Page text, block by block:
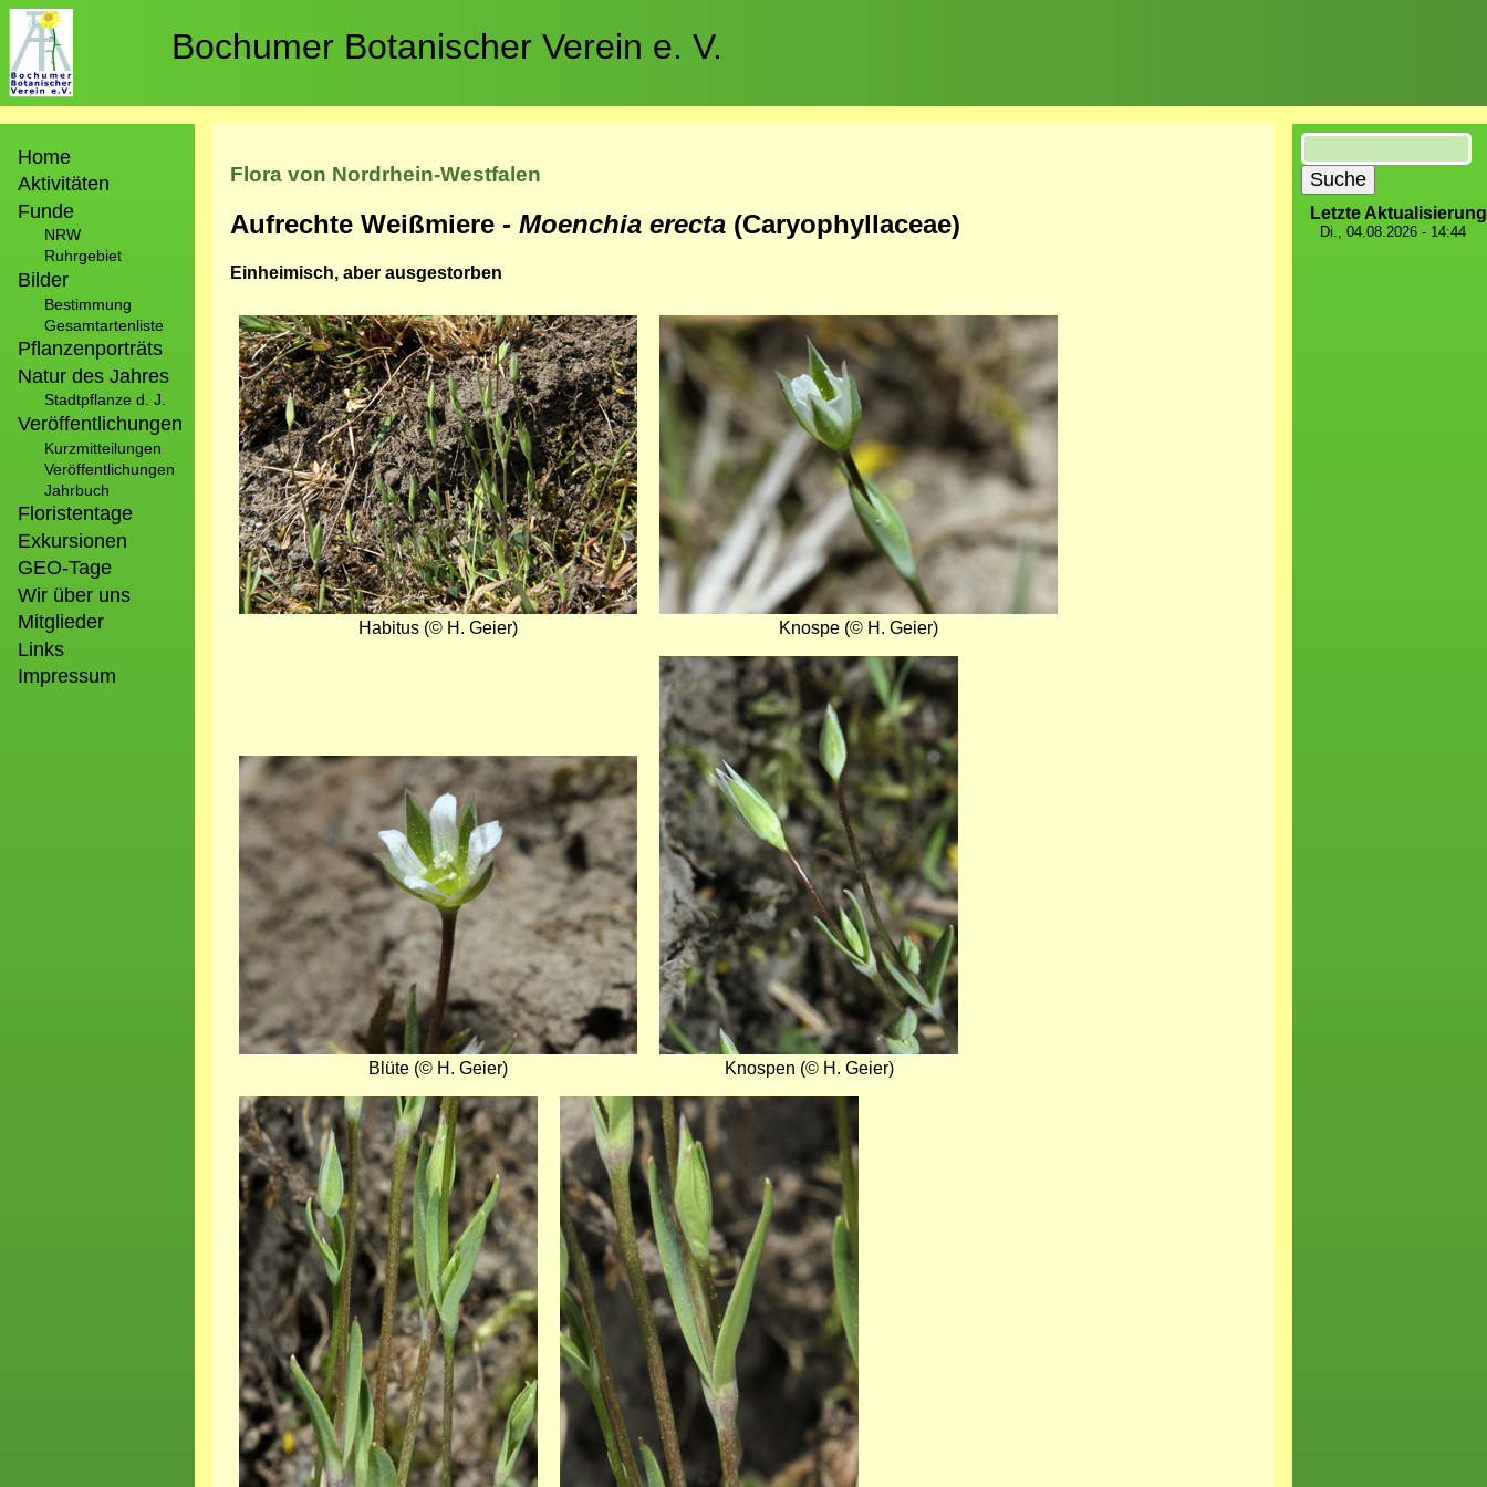
Direkt
zum
Inhalt
Bochumer Botanischer Verein e. V.
Home
Aktivitäten
Funde
NRW
Ruhrgebiet
Bilder
Bestimmung
Gesamtartenliste
Pflanzenporträts
Natur des Jahres
Stadtpflanze d. J.
Veröffentlichungen
Kurzmitteilungen
Veröffentlichungen
Jahrbuch
Floristentage
Exkursionen
GEO-Tage
Wir über uns
Mitglieder
Links
Impressum
Flora von Nordrhein-Westfalen
Aufrechte Weißmiere - Moenchia erecta (Caryophyllaceae)
Einheimisch, aber ausgestorben
Bild
Habitus (© H. Geier)
Bild
Knospe (© H. Geier)
Bild
Blüte (© H. Geier)
Bild
Knospen (© H. Geier)
Bild
Bild
Suche
Letzte Aktualisierung
Di., 04.08.2026 - 14:44